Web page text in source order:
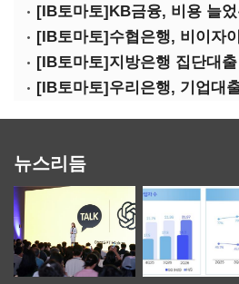
뉴스리듬